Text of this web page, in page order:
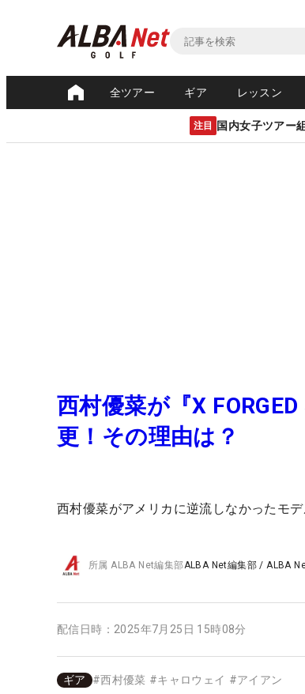
全ツアー ギア レッスン
注目 国内女子ツアー
西村優菜が『X
更！その理由は？
西村優菜がアメリカに逆流しなかったモ
所属ALBA Net編集部ALBA Net編集部 /ALBA
配信日時： 2025年7月25日 15時08分
ギア #西村優菜 #キャロウェイ #アイアン